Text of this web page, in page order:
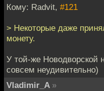
Кому: Radvit, #121
> Некоторые даже
монету.
У той-же Новодворской
совсем неудивительно)
Vladimir_A »